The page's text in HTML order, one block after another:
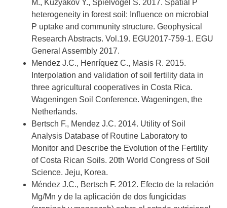
M., Kuzyakov Y., Spielvogel S. 2017. Spatial P
heterogeneity in forest soil: Influence on microbial
P uptake and community structure. Geophysical
Research Abstracts. Vol.19. EGU2017-759-1. EGU
General Assembly 2017.
Mendez J.C., Henríquez C., Masis R. 2015.
Interpolation and validation of soil fertility data in
three agricultural cooperatives in Costa Rica.
Wageningen Soil Conference. Wageningen, the
Netherlands.
Bertsch F., Mendez J.C. 2014. Utility of Soil
Analysis Database of Routine Laboratory to
Monitor and Describe the Evolution of the Fertility
of Costa Rican Soils. 20th World Congress of Soil
Science. Jeju, Korea.
Méndez J.C., Bertsch F. 2012. Efecto de la relación
Mg/Mn y de la aplicación de dos fungicidas